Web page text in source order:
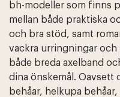
bh-modeller som finns
mellan både praktiska
och bra stöd, samt
vackra urringningar och
både breda axelband
dina önskemål. Oavsett
behåar, helkupa